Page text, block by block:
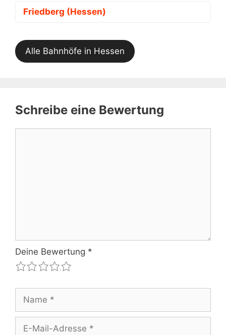
Friedberg (Hessen)
Alle Bahnhöfe in Hessen
Schreibe eine Bewertung
Deine Bewertung *
4
3
2
1